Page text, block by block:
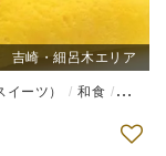
吉崎・細呂木エリア
ーツ） 和食 弁当